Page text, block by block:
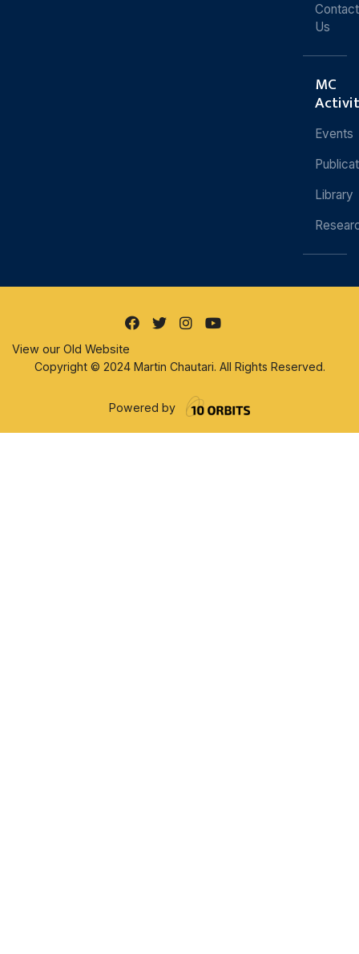
Contact
Us
MC
Events
Library
View our Old Website
Copyright © 2024 Martin Chautari. All Rights Reserved.
Powered by